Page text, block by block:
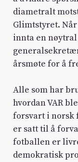
diametralt
Glimtstyret. Når
innta en
årsmøte for å
Alle som har
hvordan VAR
forsvart i norsk
er satt til å
fotballen er
demokratisk